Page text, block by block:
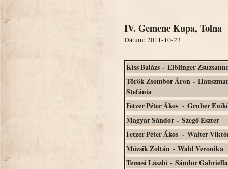
IV. Gemenc Kupa, Tolna
Dátum: 2011-10-23
Kiss Balázs - Elblinger
Török Zsombor Áron -
Stefánia
Fetzer Péter Ákos - Gruber
Magyar Sándor - Szegő Eszter
Fetzer Péter Ákos - Walter
Mózsik Zoltán - Wahl Veronika
Temesi László - Sándor Gabriella